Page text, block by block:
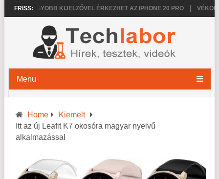
FRISS:
NAGYOBB KIJELZŐVEL ÉRKEZHET AZ IPHONE 20 PRO
Menu
Home
Kiemelt
Itt az új Leafit K7 okosóra magyar nyelvű
alkalmazással